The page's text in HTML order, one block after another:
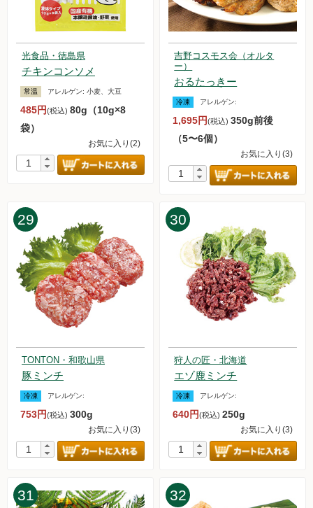
光食品・徳島県
チキンコンソメ
常温 アレルゲン: 小麦、大豆
485円(税込) 80g（10g×8
袋）
お気に入り(2)
吉野コスモス会（オルタ
ー）
おるたっきー
冷凍 アレルゲン:
1,695円(税込)350g前後
（5〜6個）
お気に入り(3)
29
TONTON・和歌山県
豚ミンチ
冷凍 アレルゲン:
753円(税込) 300g
お気に入り(3)
30
狩人の匠・北海道
エゾ鹿ミンチ
冷凍 アレルゲン:
640円(税込)250g
お気に入り(3)
31 32